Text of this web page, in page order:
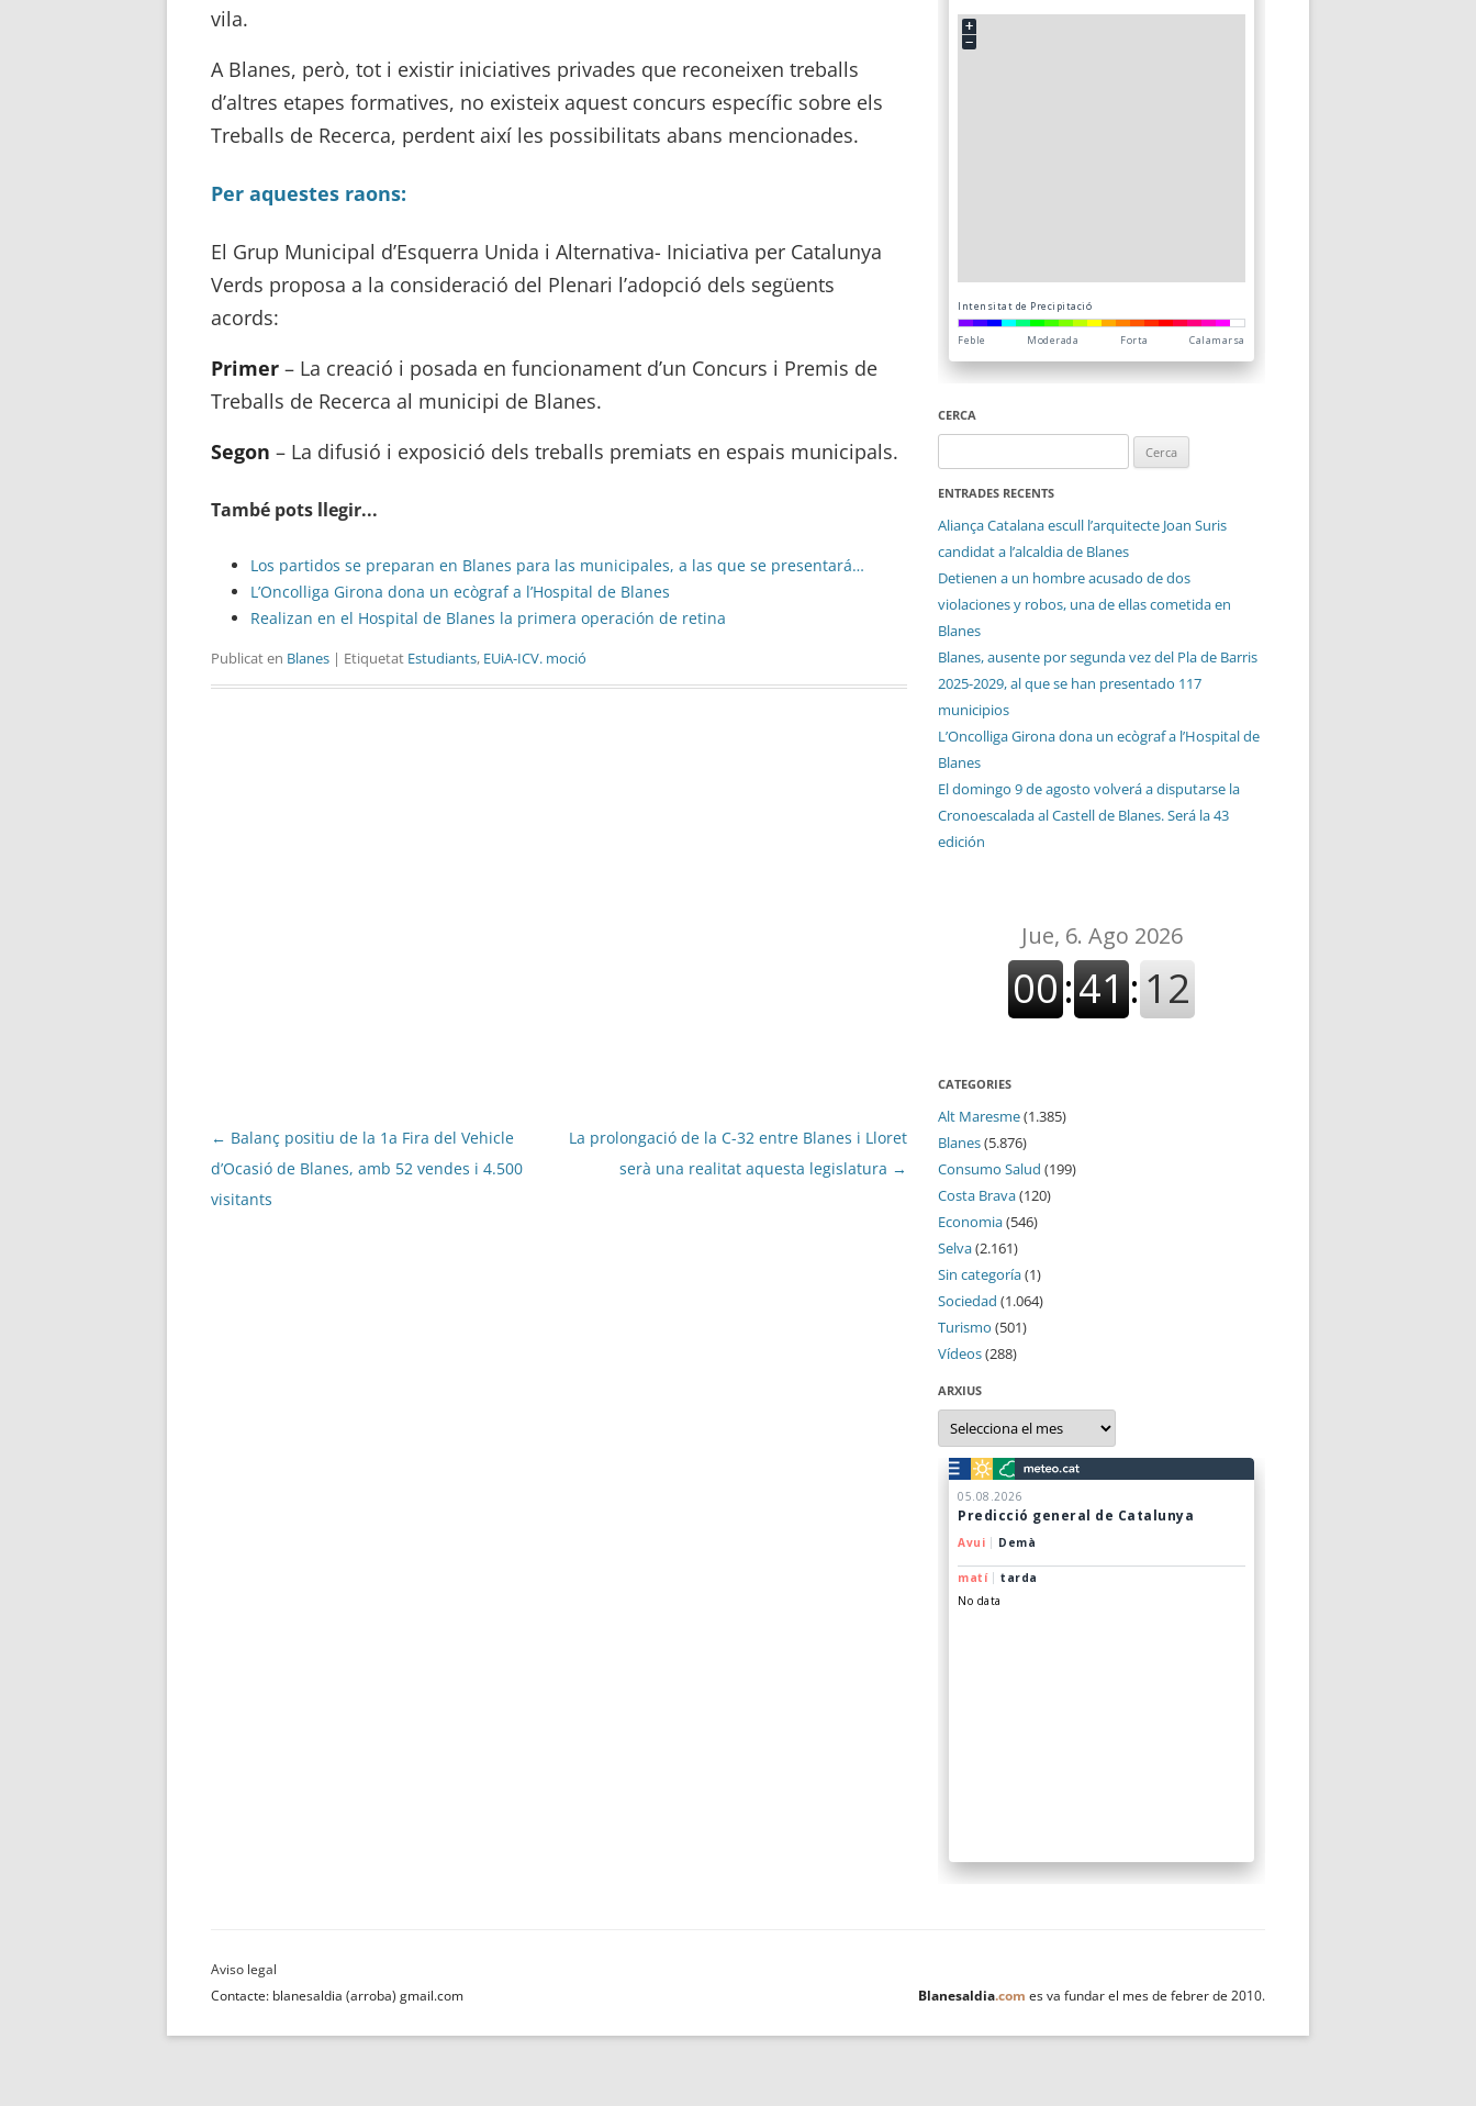
vila.
A Blanes, però, tot i existir iniciatives privades que reconeixen treballs
d’altres etapes formatives, no existeix aquest concurs específic sobre els
Treballs de Recerca, perdent així les possibilitats abans mencionades.
Per aquestes raons:
El Grup Municipal d’Esquerra Unida i Alternativa- Iniciativa per Catalunya
Verds proposa a la consideració del Plenari l’adopció dels següents
acords:
Primer – La creació i posada en funcionament d’un Concurs i Premis de
Treballs de Recerca al municipi de Blanes.
Segon – La difusió i exposició dels treballs premiats en espais municipals.
També pots llegir...
Los partidos se preparan en Blanes para las municipales, a las que se presentará…
L’Oncolliga Girona dona un ecògraf a l’Hospital de Blanes
Realizan en el Hospital de Blanes la primera operación de retina
Publicat en Blanes | Etiquetat Estudiants, EUiA-ICV. moció
Navegació
per
les
← Balanç positiu de la 1a Fira del Vehicle
d’Ocasió de Blanes, amb 52 vendes i 4.500
visitants
La prolongació de la C-32 entre Blanes i Lloret
serà una realitat aquesta legislatura →
CERCA
ENTRADES RECENTS
Aliança Catalana escull l’arquitecte Joan Suris
candidat a l’alcaldia de Blanes
Detienen a un hombre acusado de dos
violaciones y robos, una de ellas cometida en
Blanes
Blanes, ausente por segunda vez del Pla de Barris
2025-2029, al que se han presentado 117
municipios
L’Oncolliga Girona dona un ecògraf a l’Hospital de
Blanes
El domingo 9 de agosto volverá a disputarse la
Cronoescalada al Castell de Blanes. Será la 43
edición
CATEGORIES
Alt Maresme(1.385)
Blanes(5.876)
Consumo Salud (199)
Costa Brava(120)
Economia(546)
Selva(2.161)
Sin categoría(1)
Sociedad (1.064)
Turismo (501)
Vídeos(288)
ARXIUS
Arxius
Contacte: blanesaldia (arroba) gmail.com Blanesaldia.com es va fundar el mes de febrer de 2010.